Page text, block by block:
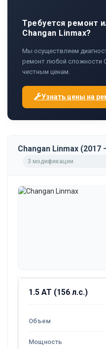
Требуется ремонт
Changan Linmax?
Мы осуществляем
ремонт любой сложности
честным ценам.
Узнать цены на
Changan Linmax (2017
3 модификации
1.5 AT (156 л.с.)